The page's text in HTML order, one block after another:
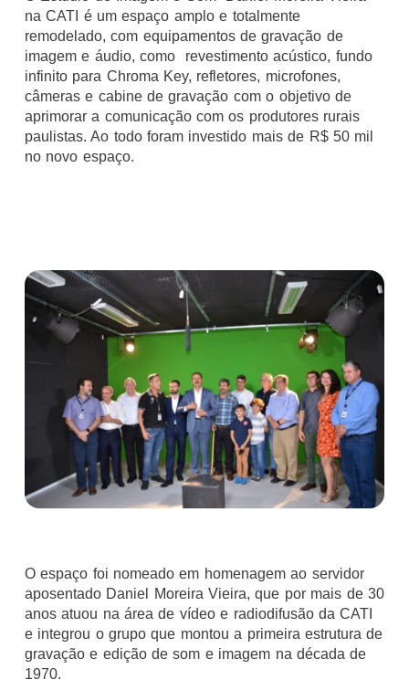
na CATI é um espaço amplo e totalmente
remodelado, com equipamentos de gravação de
imagem e áudio, como revestimento acústico, fundo
infinito para Chroma Key, refletores, microfones,
câmeras e cabine de gravação com o objetivo de
aprimorar a comunicação com os produtores rurais
paulistas. Ao todo foram investido mais de R$ 50 mil
no novo espaço.
O espaço foi nomeado em homenagem ao servidor
aposentado Daniel Moreira Vieira, que por mais de 30
anos atuou na área de vídeo e radiodifusão da CATI
e integrou o grupo que montou a primeira estrutura de
gravação e edição de som e imagem na década de
1970.